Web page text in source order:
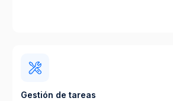
Gestión de tareas